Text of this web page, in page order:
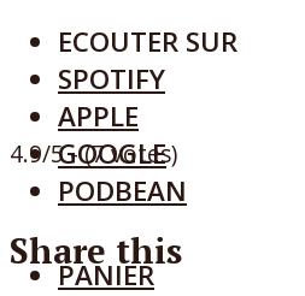
ECOUTER SUR
SPOTIFY
APPLE
GOOGLE
PODBEAN
PANIER
4.9/5 - (7 votes)
Share this